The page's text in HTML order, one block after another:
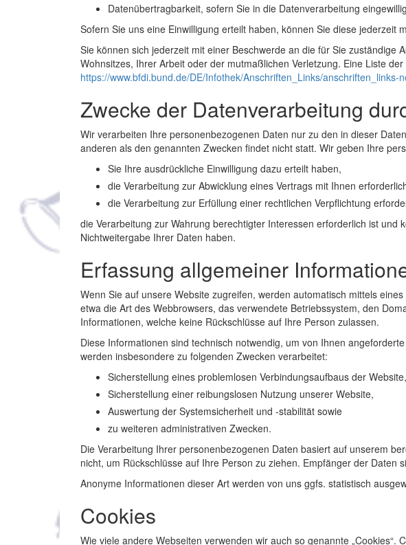
Datenübertragbarkeit, sofern Sie in die Datenverarbeitung
Sofern Sie uns eine Einwilligung erteilt haben, können Sie diese jederzeit
Sie können sich jederzeit mit einer Beschwerde an die für Sie
Wohnsitzes, Ihrer Arbeit oder der mutmaßlichen Verletzung. Eine Liste
https://www.bfdi.bund.de/DE/Infothek/Anschriften_Links/anschriften_links-
Zwecke der Datenverarbeitung
Wir verarbeiten Ihre personenbezogenen Daten nur zu den in dieser
anderen als den genannten Zwecken findet nicht statt. Wir geben Ihre
Sie Ihre ausdrückliche Einwilligung dazu erteilt haben,
die Verarbeitung zur Abwicklung eines Vertrags mit Ihnen
die Verarbeitung zur Erfüllung einer rechtlichen Verpflichtung
die Verarbeitung zur Wahrung berechtigter Interessen erforderlich ist
Nichtweitergabe Ihrer Daten haben.
Erfassung allgemeiner
Wenn Sie auf unsere Website zugreifen, werden automatisch mittels
etwa die Art des Webbrowsers, das verwendete Betriebssystem, den
Informationen, welche keine Rückschlüsse auf Ihre Person zulassen.
Diese Informationen sind technisch notwendig, um von Ihnen
werden insbesondere zu folgenden Zwecken verarbeitet:
Sicherstellung eines problemlosen Verbindungsaufbaus der Website,
Sicherstellung einer reibungslosen Nutzung unserer Website,
Auswertung der Systemsicherheit und -stabilität sowie
zu weiteren administrativen Zwecken.
Die Verarbeitung Ihrer personenbezogenen Daten basiert auf unserem
nicht, um Rückschlüsse auf Ihre Person zu ziehen. Empfänger der Daten
Anonyme Informationen dieser Art werden von uns ggfs. statistisch
Cookies
Wie viele andere Webseiten verwenden wir auch so genannte